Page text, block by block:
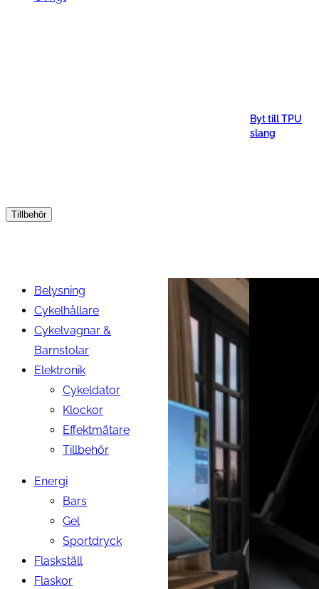
Byt till TPU
slang
Tillbehör
Belysning
Cykelhållare
Cykelvagnar &
Barnstolar
Elektronik
Cykeldator
Klockor
Effektmätare
Tillbehör
Energi
Bars
Gel
Sportdryck
Flaskställ
Flaskor